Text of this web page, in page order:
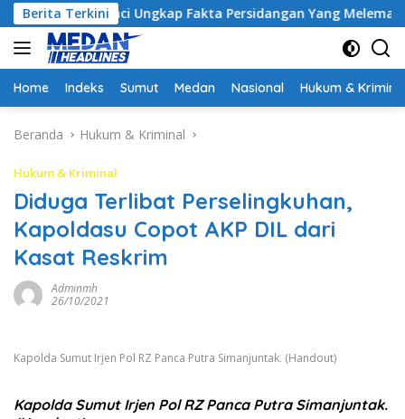
Langsung
ke
konten
Berita Terkini
Fakta Persidangan Yang Melemahkan Dakwaan Jaksa
Home Indeks Sumut Medan Nasional Hukum &
Beranda Hukum & Kriminal
Hukum & Kriminal
Diduga Terlibat Perselingkuhan,
Kapoldasu Copot AKP DIL dari
Kasat Reskrim
Adminmh
26/10/2021
Kapolda Sumut Irjen Pol RZ Panca Putra Simanjuntak. (Handout)
Kapolda Sumut Irjen Pol RZ Panca Putra Simanjuntak.